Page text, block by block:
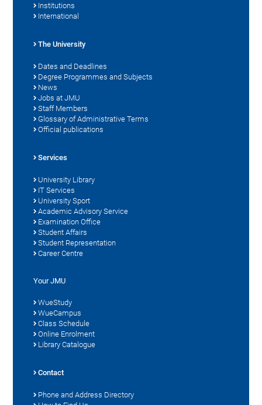
Institutions
International
The University
Dates and Deadlines
Degree Programmes and Subjects
News
Jobs at JMU
Staff Members
Glossary of Administrative Terms
Official publications
Services
University Library
IT Services
University Sport
Academic Advisory Service
Examination Office
Student Affairs
Student Representation
Career Centre
Your JMU
WueStudy
WueCampus
Class Schedule
Online Enrolment
Library Catalogue
Contact
Phone and Address Directory